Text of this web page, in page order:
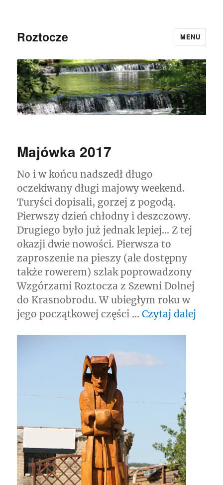
Roztocze MENU
Majówka 2017
No i w końcu nadszedł długo
oczekiwany długi majowy weekend.
Turyści dopisali, gorzej z pogodą.
Pierwszy dzień chłodny i deszczowy.
Drugiego było już jednak lepiej… Z tej
okazji dwie nowości. Pierwsza to
zaproszenie na pieszy (ale dostępny
także rowerem) szlak poprowadzony
Wzgórzami Roztocza z Szewni Dolnej
do Krasnobrodu. W ubiegłym roku w
jego początkowej części …Czytaj dalej